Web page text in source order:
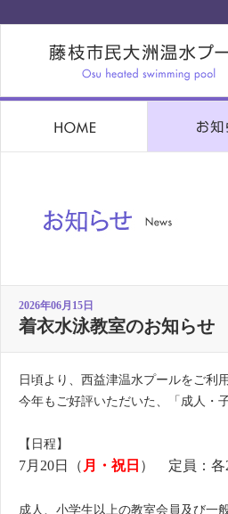
2026年06月15日
着衣水泳教室のお知らせ
日頃より、西益津温水プールをご利
今年もご好評いただいた、「成人・
【日程】
7月20日（ 月・祝日 ） 定員：各
成人、小学生以上の教室会員及び一